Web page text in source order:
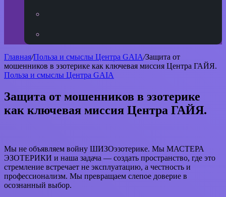
Главная/Польза и смыслы Центра GAIA/Защита от
мошенников в эзотерике как ключевая миссия Центра ГАЙЯ.
Польза и смыслы Центра GAIA
Защита от мошенников в эзотерике
как ключевая миссия Центра ГАЙЯ.
Мы не объявляем войну ШИЗОэзотерике. Мы МАСТЕРА
ЭЗОТЕРИКИ и наша задача — создать пространство, где это
стремление встречает не эксплуатацию, а честность и
профессионализм. Мы превращаем слепое доверие в
осознанный выбор.